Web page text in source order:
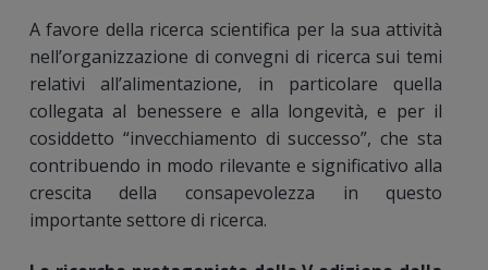
A favore della ricerca scientifica per la sua attività
nell’organizzazione di convegni di ricerca sui temi
relativi all’alimentazione, in particolare quella
collegata al benessere e alla longevità, e per il
cosiddetto “invecchiamento di successo”, che sta
contribuendo in modo rilevante e significativo alla
crescita della consapevolezza in questo
importante settore di ricerca.